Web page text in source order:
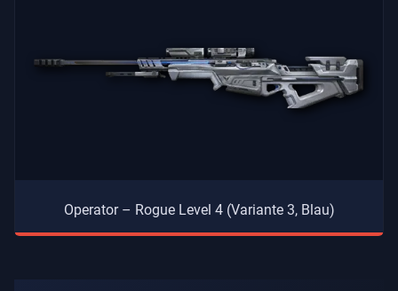
Operator – Rogue Level 4 (Variante 3, Blau)